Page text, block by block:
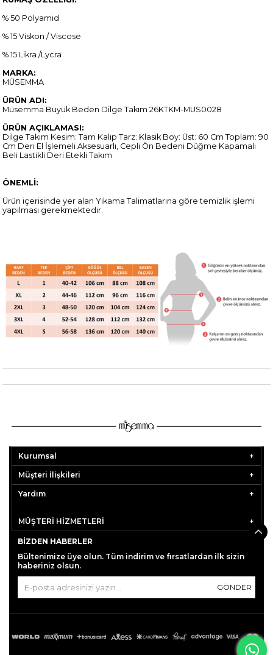
% 50 Polyamid
% 15 Viskon / Viscose
% 15 Likra /Lycra
MARKA:
MÜSEMMA
ÜRÜN ADI:
Müsemma Büyük Beden Dilge Takım 26KTKM-MUS0028
ÜRÜN AÇIKLAMASI:
Dilge Takım Kesim: Tam Kalıp Tarz: Klasik Boy: Üst: 60 Cm Toplam: 90
Cm Deri El İşlemeli Aksesuarlı, Cepli Ön Bedeni Düğme Kapamalı
Beli Lastikli Deri Etekli Takım
ÖNEMLİ:
Ürün içerisinde yer alan Yıkama Talimatlarına göre temizlik işlemi
yapılması gerekmektedir.
Kurumsal
Müşteri İlişkileri
Yardım
MÜŞTERİ HİZMETLERİ
BIZDEN HABERLER
Bültenimize üye olun. Tüm indirim ve fırsatlardan ilk sizin
haberiniz olsun.
GÖNDER